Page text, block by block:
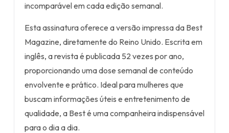
incomparável em cada edição semanal.
Esta assinatura oferece a versão impressa da Best
Magazine, diretamente do Reino Unido. Escrita em
inglês, a revista é publicada 52 vezes por ano,
proporcionando uma dose semanal de conteúdo
envolvente e prático. Ideal para mulheres que
buscam informações úteis e entretenimento de
qualidade, a Best é uma companheira indispensável
para o dia a dia.